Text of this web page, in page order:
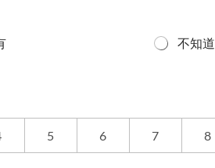
不知道
5 6 7 8